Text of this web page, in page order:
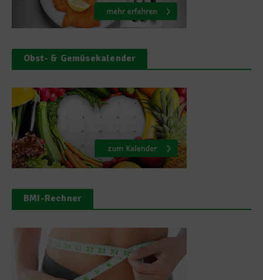
Obst- & Gemüsekalender
BMI-Rechner